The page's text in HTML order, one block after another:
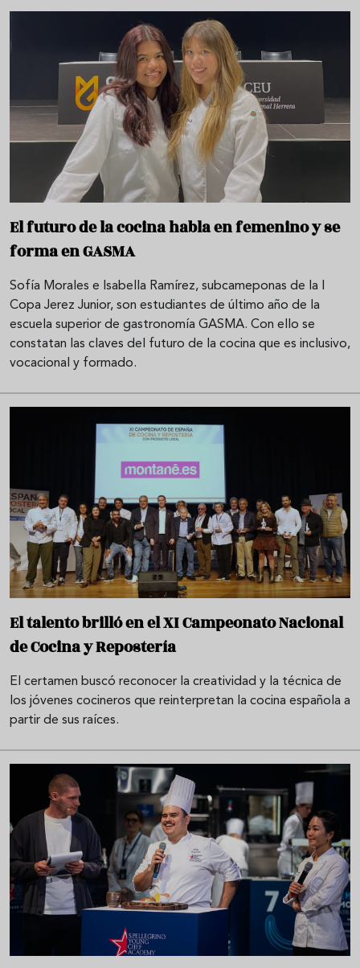
El futuro de la cocina habla en femenino y se
forma en GASMA
Sofía Morales e Isabella Ramírez, subcameponas de la I
Copa Jerez Junior, son estudiantes de último año de la
escuela superior de gastronomía GASMA. Con ello se
constatan las claves del futuro de la cocina que es inclusivo,
vocacional y formado.
El talento brilló en el XI Campeonato Nacional
de Cocina y Repostería
El certamen buscó reconocer la creatividad y la técnica de
los jóvenes cocineros que reinterpretan la cocina española a
partir de sus raíces.